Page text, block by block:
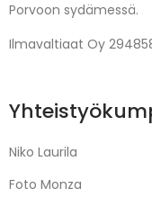
Porvoon sydämessä.
Ilmavaltiaat Oy
Niko Laurila
Foto Monza